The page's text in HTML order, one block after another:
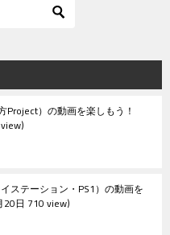
Project）の動画を楽しもう！
ステーション・PS1）の動画を
20日 710 view